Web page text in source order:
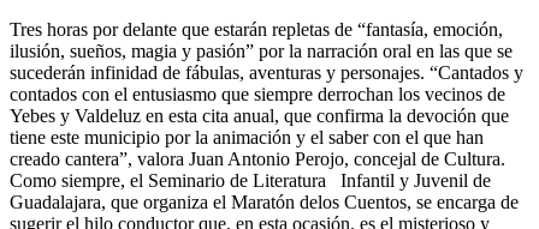
Tres horas por delante que estarán repletas de “fantasía, emoción,
ilusión, sueños, magia y pasión” por la narración oral en las que se
sucederán infinidad de fábulas, aventuras y personajes. “Cantados y
contados con el entusiasmo que siempre derrochan los vecinos de
Yebes y Valdeluz en esta cita anual, que confirma la devoción que
tiene este municipio por la animación y el saber con el que han
creado cantera”, valora Juan Antonio Perojo, concejal de Cultura.
Como siempre, el Seminario de Literatura Infantil y Juvenil de
Guadalajara, que organiza el Maratón delos Cuentos, se encarga de
sugerir el hilo conductor que, en esta ocasión, es el misterioso y